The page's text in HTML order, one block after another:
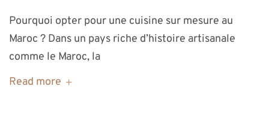
Pourquoi opter pour une cuisine sur mesure au
Maroc ? Dans un pays riche d’histoire artisanale
comme le Maroc, la
Read more